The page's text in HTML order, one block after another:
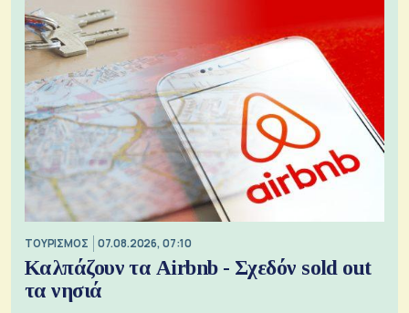
ΤΟΥΡΙΣΜΟΣ 07.08.2026, 07:10
Καλπάζουν τα Airbnb - Σχεδόν sold out
τα νησιά